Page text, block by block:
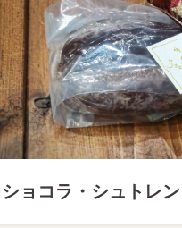
ショコラ・シュトレン